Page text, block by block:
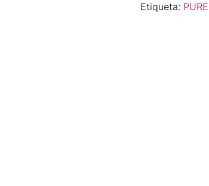
Etiqueta: